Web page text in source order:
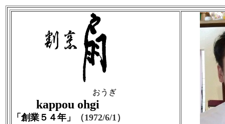
おうぎ
kappou ohgi
「創業５４年」
（1972/6/1）